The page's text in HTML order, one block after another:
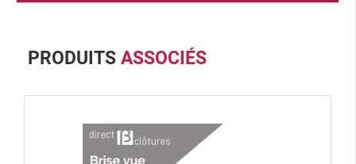
PRODUITS ASSOCIÉS